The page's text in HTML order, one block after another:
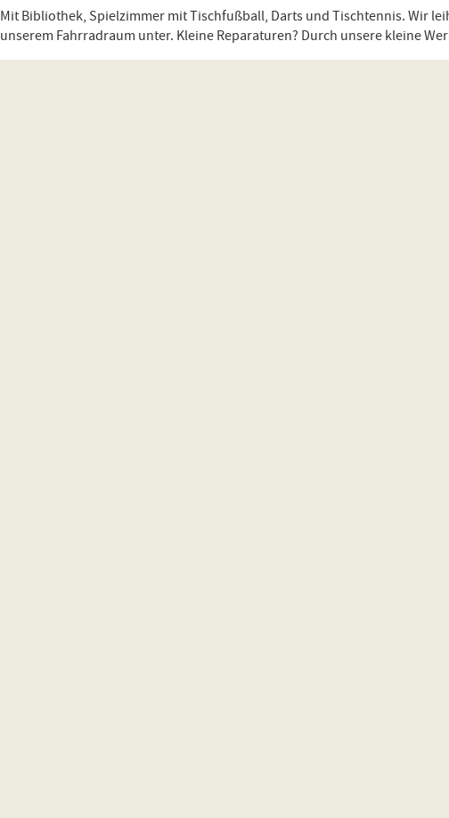
Mit Bibliothek, Spielzimmer mit Tischfußball, Darts und Tischtennis. Wir
unserem Fahrradraum unter. Kleine Reparaturen? Durch unsere kleine